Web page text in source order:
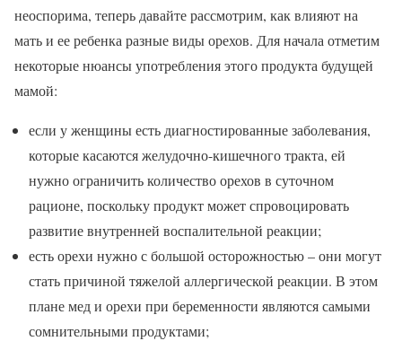
неоспорима, теперь давайте рассмотрим, как влияют на
мать и ее ребенка разные виды орехов. Для начала отметим
некоторые нюансы употребления этого продукта будущей
мамой:
если у женщины есть диагностированные заболевания,
которые касаются желудочно-кишечного тракта, ей
нужно ограничить количество орехов в суточном
рационе, поскольку продукт может спровоцировать
развитие внутренней воспалительной реакции;
есть орехи нужно с большой осторожностью – они могут
стать причиной тяжелой аллергической реакции. В этом
плане мед и орехи при беременности являются самыми
сомнительными продуктами;